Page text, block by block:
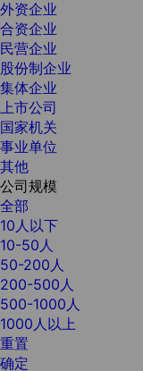
外资企业
合资企业
民营企业
股份制企业
集体企业
上市公司
国家机关
事业单位
其他
公司规模
全部
10人以下
10-50人
50-200人
200-500人
500-1000人
1000人以上
重置
确定